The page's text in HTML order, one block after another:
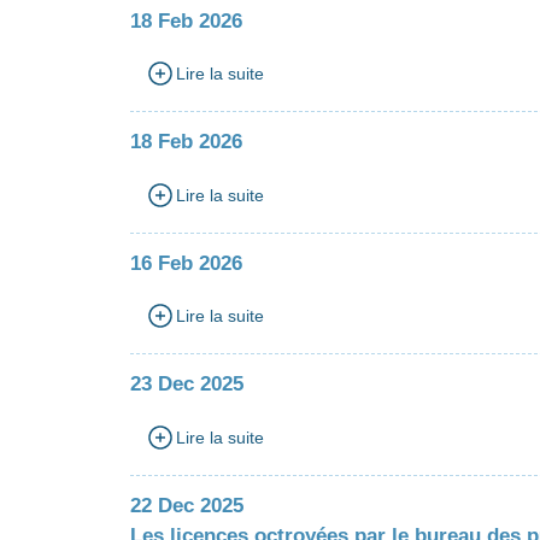
18 Feb 2026
Lire la suite
18 Feb 2026
Lire la suite
16 Feb 2026
Lire la suite
23 Dec 2025
Lire la suite
22 Dec 2025